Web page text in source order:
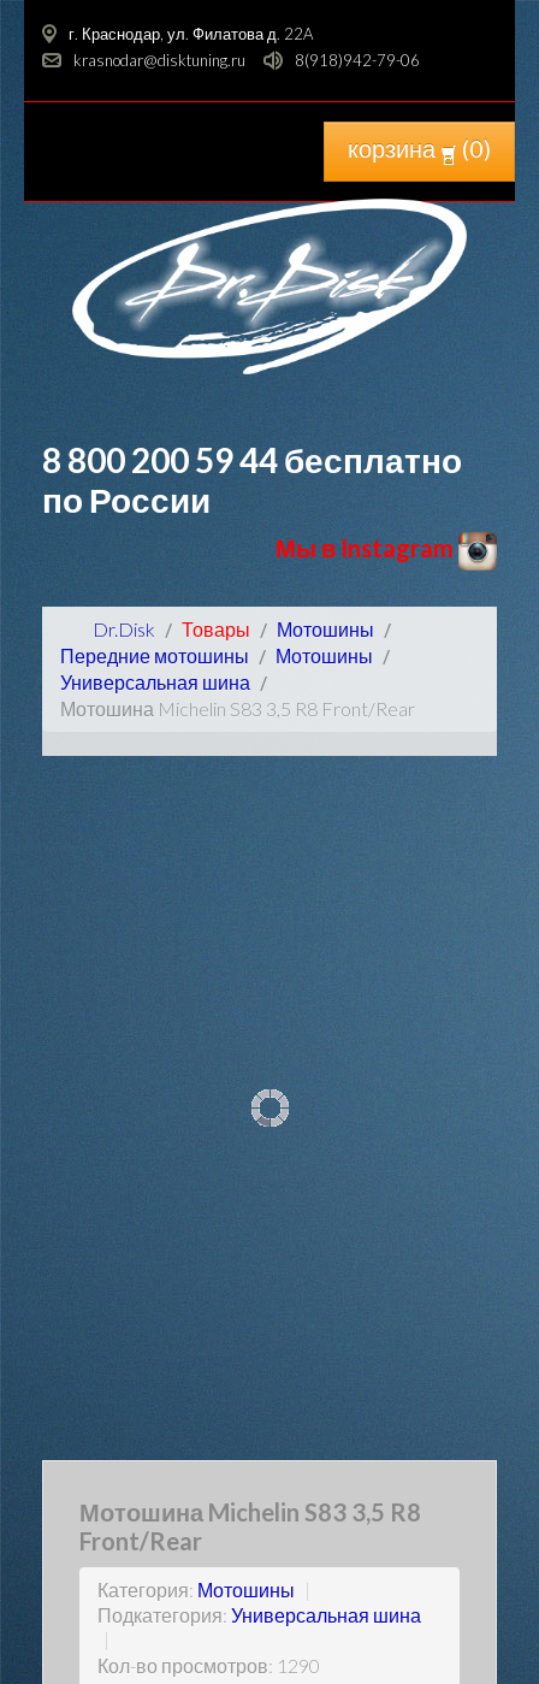
г. Краснодар, ул. Филатова д. 22A
krasnodar@disktuning.ru
8(918)942-79-06
корзина (0)
8 800 200 59 44бесплатно
по России
Мы в Instagram
Dr.Disk Товары
Мотошины
Передние мотошины
Мотошины
Универсальная шина
Мотошина Michelin S83 3,5 R8 Front/Rear
Мотошина Michelin S83 3,5 R8
Front/Rear
Категория: Мотошины |
Подкатегория: Универсальная шина
|
Кол-во просмотров: 1290